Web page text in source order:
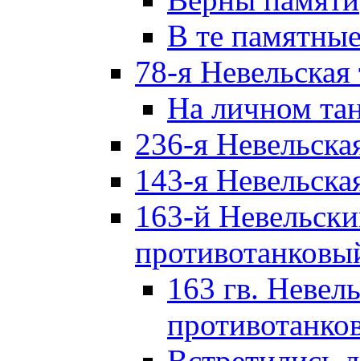
В те
78-я Невельская
На личном
236-я
143-я
163-й
163 гв.